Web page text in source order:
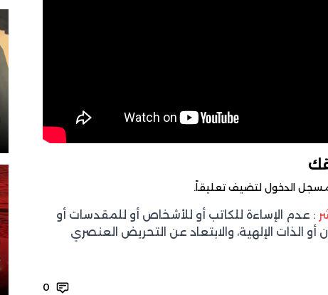
الدخول لتضيف تعليقاً.
: عدم الإساءة للكاتب أو للأشخاص أو للمقدسات أو
أو الذات الإلهية، والابتعاد عن التحريض العنصري
0